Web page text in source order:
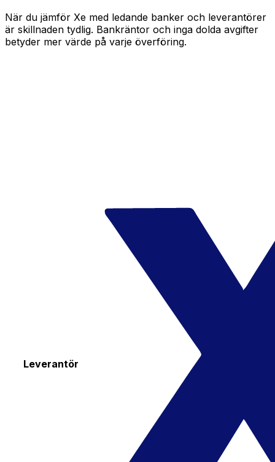
När du jämför Xe med ledande banker och leverantörer
är skillnaden tydlig. Bankräntor och inga dolda avgifter
betyder mer värde på varje överföring.
Leverantör